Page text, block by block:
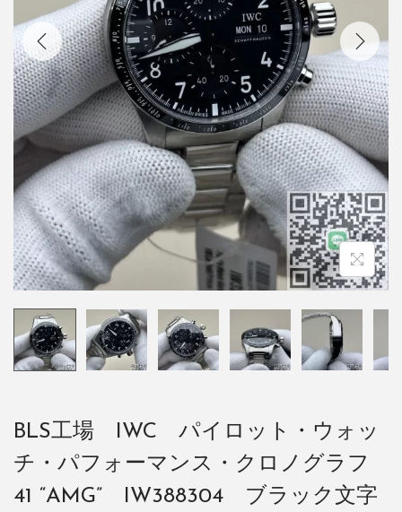
BLS工場 IWC パイロット・ウォッ
チ・パフォーマンス・クロノグラフ
41 “AMG” IW388304 ブラック文字